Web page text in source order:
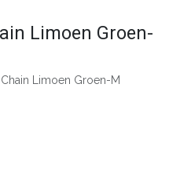
Limoen Groen-
Limoen Groen-M